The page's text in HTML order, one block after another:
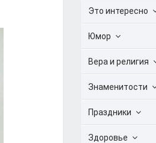
Это интересно
Юмор
Вера и религия
Знаменитости
Праздники
Здоровье